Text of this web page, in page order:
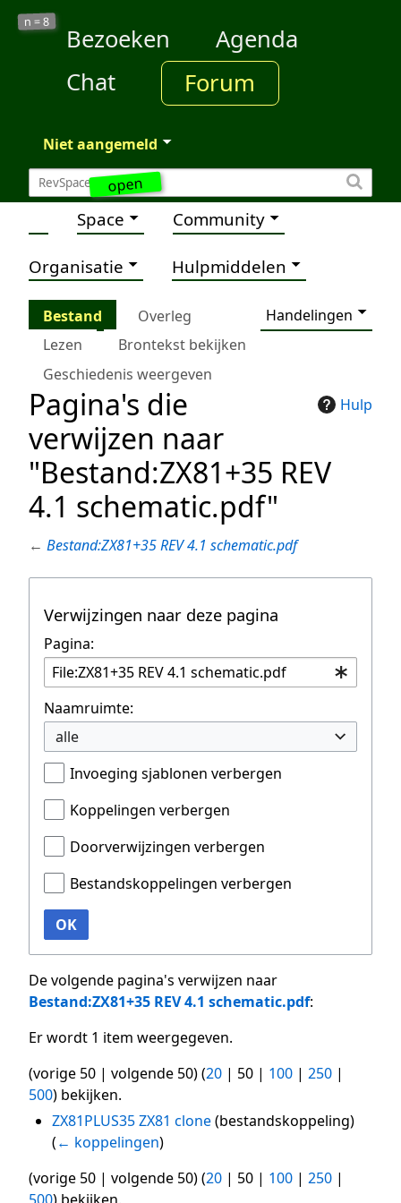
open
n =8
Bezoeken
Agenda
Chat
Forum
Niet aangemeld
Space Community
Organisatie Hulpmiddelen
Bestand Overleg
Handelingen
Lezen
Brontekst bekijken
Geschiedenis weergeven
Hulp
Pagina's die
verwijzen naar
"Bestand:ZX81+35 REV
4.1 schematic.pdf"
← Bestand:ZX81+35 REV 4.1 schematic.pdf
Verwijzingen naar deze pagina
Pagina:
Naamruimte:
alle
Invoeging sjablonen verbergen
Koppelingen verbergen
Doorverwijzingen verbergen
Bestandskoppelingen verbergen
OK
De volgende pagina's verwijzen naar
Bestand:ZX81+35 REV 4.1 schematic.pdf:
Er wordt 1 item weergegeven.
(vorige 50 | volgende 50) (20 | 50 | 100 | 250 |
500) bekijken.
ZX81PLUS35 ZX81 clone(bestandskoppeling)
(← koppelingen)
(vorige 50 | volgende 50) (20 | 50 | 100 | 250 |